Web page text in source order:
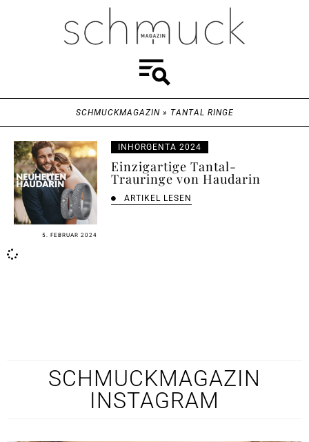
SCHMUCKMAGAZIN» TANTAL RINGE
5. FEBRUAR 2024
INHORGENTA 2024
Einzigartige Tantal-
Trauringe von Haudarin
ARTIKEL LESEN
SCHMUCKMAGAZIN
INSTAGRAM